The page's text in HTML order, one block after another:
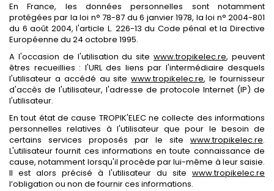
En France, les données personnelles sont notamment
protégées par la loi n° 78-87 du 6 janvier 1978, la loi n° 2004-801
du 6 août 2004, l'article L. 226-13 du Code pénal et la Directive
Européenne du 24 octobre 1995.
A l'occasion de l'utilisation du sitewww.tropikelec.re, peuvent
êtres recueillies : l'URL des liens par l'intermédiaire desquels
l'utilisateur a accédé au sitewww.tropikelec.re, le fournisseur
d'accès de l'utilisateur, l'adresse de protocole Internet (IP) de
l'utilisateur.
En tout état de cause TROPIK'ELEC ne collecte des informations
personnelles relatives à l'utilisateur que pour le besoin de
certains services proposés par le site www.tropikelec.re.
L'utilisateur fournit ces informations en toute connaissance de
cause, notamment lorsqu'il procède par lui-même à leur saisie.
Il est alors précisé à l'utilisateur du site www.tropikelec.re
l’obligation ou non de fournir ces informations.